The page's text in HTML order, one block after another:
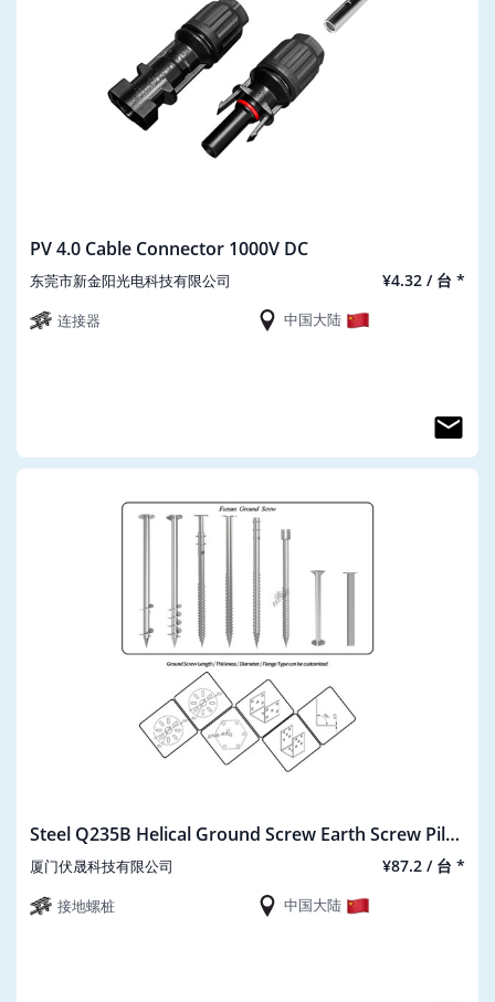
PV 4.0 Cable Connector 1000V DC
东莞市新金阳光电科技有限公司 ¥4.32 / 台 *
连接器 中国大陆
Steel Q235B Helical Ground Screw Earth Screw Pile
FarSun
厦门伏晟科技有限公司 ¥87.2 / 台 *
接地螺桩 中国大陆